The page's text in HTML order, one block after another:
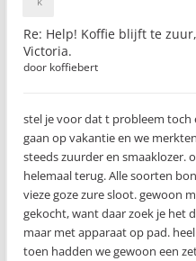
Re: Help! Koffie blijft te
Victoria.
door koffiebert
stel je voor dat t probleem toch
gaan op vakantie en we
steeds zuurder en smaaklozer.
helemaal terug. Alle soorten
vieze goze zure sloot. gewoon
gekocht, want daar zoek je het
maar met apparaat op pad.
toen hadden we gewoon een